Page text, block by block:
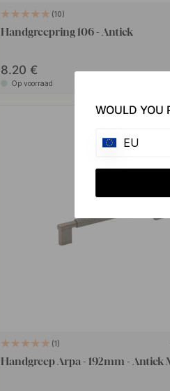
10
Handgreepring 106 - Antiek
8.20 €
Op voorraad
1
Handgreep Arpa - 192mm - Antiek
WOULD YOU
EU